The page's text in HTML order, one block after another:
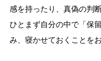
感を持ったり、真偽の判
ひとまず自分の中で「保
み、寝かせておくことを